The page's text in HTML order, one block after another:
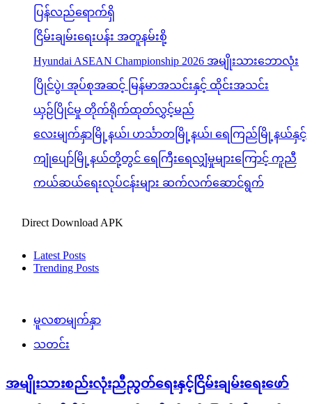
ပြန်လည်ရောက်ရှိ
ငြိမ်းချမ်းရေးပန်း အတူနမ်းစို့
Hyundai ASEAN Championship 2026 အမျိုးသားဘောလုံး
ပြိုင်ပွဲ၊ အုပ်စုအဆင့် မြန်မာအသင်းနှင့် ထိုင်းအသင်း
ယှဉ်ပြိုင်မှု တိုက်ရိုက်ထုတ်လွှင့်မည်
လေးမျက်နှာမြို့နယ်၊ ဟင်္သာတမြို့နယ်၊ ရေကြည်မြို့နယ်နှင့်
ကျုံပျော်မြို့နယ်တို့တွင် ရေကြီးရေလျှံမှုများကြောင့် ကူညီ
ကယ်ဆယ်ရေးလုပ်ငန်းများ ဆက်လက်ဆောင်ရွက်
Direct Download APK
Latest Posts
Trending Posts
မူလစာမျက်နှာ
သတင်း
အမျိုးသားစည်းလုံးညီညွတ်ရေးနှင့်ငြိမ်းချမ်းရေးဖော်